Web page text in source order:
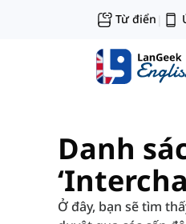
Từ điển |
Danh
Ở đây, bạn sẽ tìm